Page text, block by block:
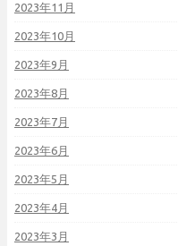
2023年11月
2023年10月
2023年9月
2023年8月
2023年7月
2023年6月
2023年5月
2023年4月
2023年3月